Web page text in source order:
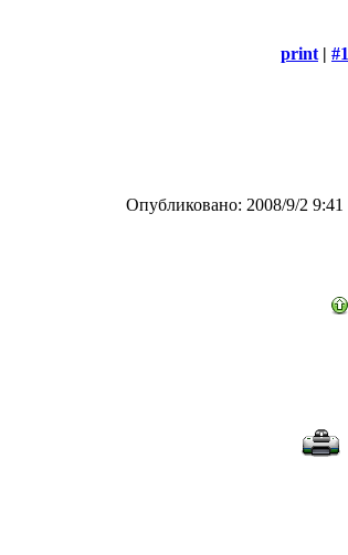
print | #1
Опубликовано: 2008/9/2 9:41